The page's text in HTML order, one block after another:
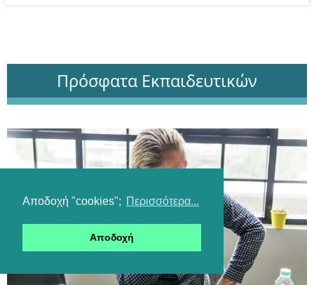
Αποδοχή "cookies"; Περισσότερα...
Αποδοχή
Πρόσφατα Εκπαιδευτικών